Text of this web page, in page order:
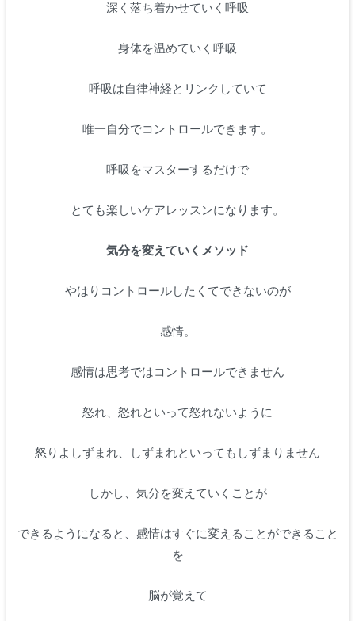
深く落ち着かせていく呼吸
身体を温めていく呼吸
呼吸は自律神経とリンクしていて
唯一自分でコントロールできます。
呼吸をマスターするだけで
とても楽しいケアレッスンになります。
気分を変えていくメソッド
やはりコントロールしたくてできないのが
感情。
感情は思考ではコントロールできません
怒れ、怒れといって怒れないように
怒りよしずまれ、しずまれといってもしずまりません
しかし、気分を変えていくことが
できるようになると、感情はすぐに変えることができること
を
脳が覚えて